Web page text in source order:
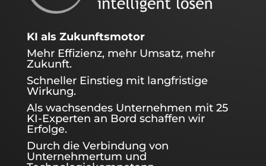
KI als Zukunftsmotor
Mehr Effizienz, mehr Umsatz, mehr
Zukunft.
Schneller Einstieg mit langfristige
Wirkung.
Als wachsendes Unternehmen mit 25
KI-Experten an Bord schaffen wir
Erfolge.
Durch die Verbindung von
Unternehmertum und